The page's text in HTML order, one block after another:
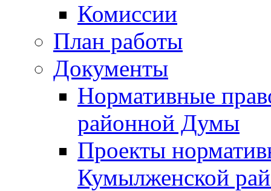
Комиссии
План работы
Документы
Нормативные
районной Думы
Проекты
Кумылженской